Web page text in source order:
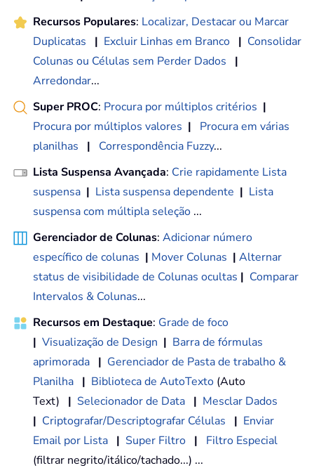
Recursos Populares: Localizar, Destacar ou Marcar
Duplicatas
| Excluir Linhas em Branco | Consolidar
Colunas ou Células sem Perder Dados
|
Arredondar...
Super PROC: Procura por múltiplos critérios |
Procura por múltiplos valores |
Procura em várias
planilhas
| Correspondência Fuzzy...
Lista Suspensa Avançada: Crie rapidamente Lista
suspensa | Lista suspensa dependente | Lista
suspensa com múltipla seleção ...
Gerenciador de Colunas: Adicionar número
específico de colunas | Mover Colunas | Alternar
status de visibilidade de Colunas ocultas | Comparar
Intervalos & Colunas...
Recursos em Destaque: Grade de foco
| Visualização de Design | Barra de fórmulas
aprimorada | Gerenciador de Pasta de trabalho &
Planilha | Biblioteca de AutoTexto (Auto
Text) | Selecionador de Data | Mesclar Dados
| Criptografar/Descriptografar Células | Enviar
Email por Lista | Super Filtro |
Filtro Especial
(filtrar negrito/itálico/tachado...) ...